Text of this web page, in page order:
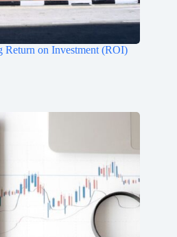
Return on Investment (ROI)